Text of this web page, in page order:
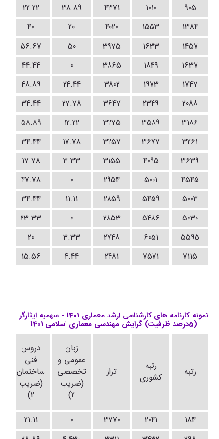
905
1010
4371
38.89
22.22
1384
1553
4020
20
40
1457
1633
3975
50
56.67
1637
1849
3865
0
44.44
1747
1973
3802
24.44
48.89
2088
2349
3647
27.78
34.44
3186
3589
3275
12.22
58.89
3261
3677
3257
17.78
34.44
3639
4095
3155
3.33
17.78
4545
5001
2954
0
47.78
5003
5459
2859
11.11
34.44
5030
5486
2853
0
23.33
5595
6051
2748
3.33
20
7115
7571
2481
4.44
15.56
نمونه کارنامه های کارشناسی ارشد معماری 1401 - سهمیه ایثارگر
(5درصد ظرفیت) گرایش مهندسی معماری اسلامی 1401
رتبه
رتبه
کشوری
تراز
زبان
عمومی و
تخصصی
(ضریب
2)
دروس
فنی
ساختمان
(ضریب
2)
184
2041
3770
0
21.11